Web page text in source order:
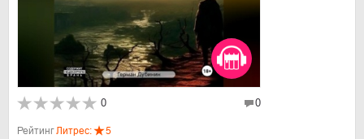
0 0
РейтингЛитрес: 5